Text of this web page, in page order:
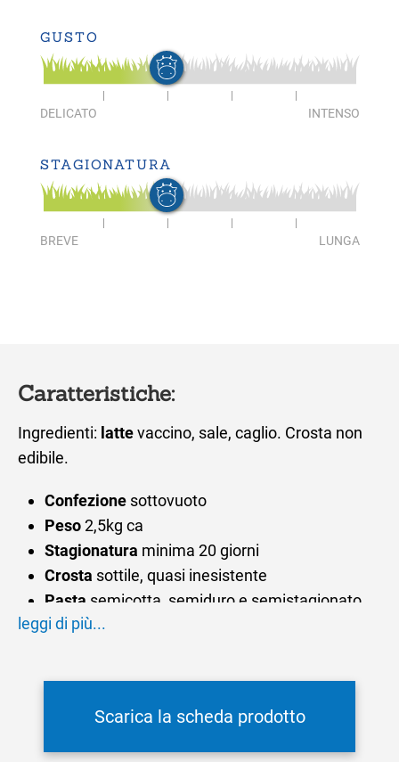
GUSTO
DELICATO INTENSO
STAGIONATURA
BREVE LUNGA
Caratteristiche:
Ingredienti: lattevaccino, sale, caglio. Crosta non
edibile.
Confezione sottovuoto
Peso2,5kg ca
Stagionatura minima 20 giorni
Crosta sottile, quasi inesistente
Pasta semicotta, semiduro e semistagionato,
color paglierino chiaro
Suggerimenticonsumato prevalentemente
come formaggio da tavola, il Nevegàl fonde
leggi di più...
Scarica la scheda prodotto